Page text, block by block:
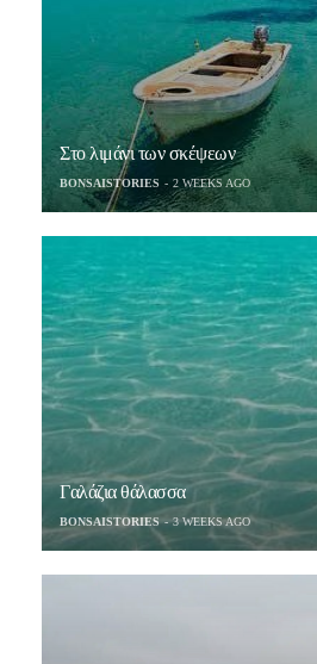
Στο λιμάνι των σκέψεων
BONSAISTORIES 2 WEEKS AGO
Γαλάζια θάλασσα
BONSAISTORIES 3 WEEKS AGO